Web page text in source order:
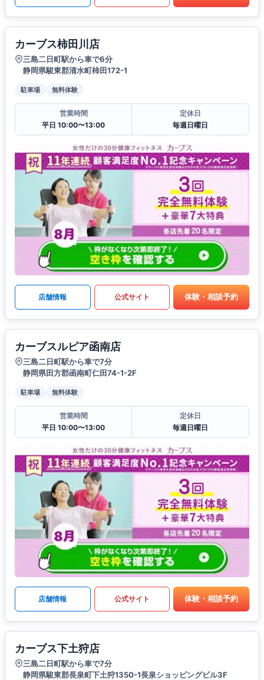
カーブス柿田川店
三島二日町駅から車で6分
静岡県駿東郡清水町柿田172-1
駐車場 無料体験
営業時間
平日 10:00〜13:00
定休日
毎週日曜日
店舗情報 公式サイト 体験・相談予約
カーブスルピア函南店
三島二日町駅から車で7分
静岡県田方郡函南町仁田74-1-2F
駐車場 無料体験
営業時間
平日 10:00〜13:00
定休日
毎週日曜日
店舗情報 公式サイト 体験・相談予約
カーブス下土狩店
三島二日町駅から車で7分
静岡県駿東郡長泉町下土狩1350-1長泉ショッピングビル3F